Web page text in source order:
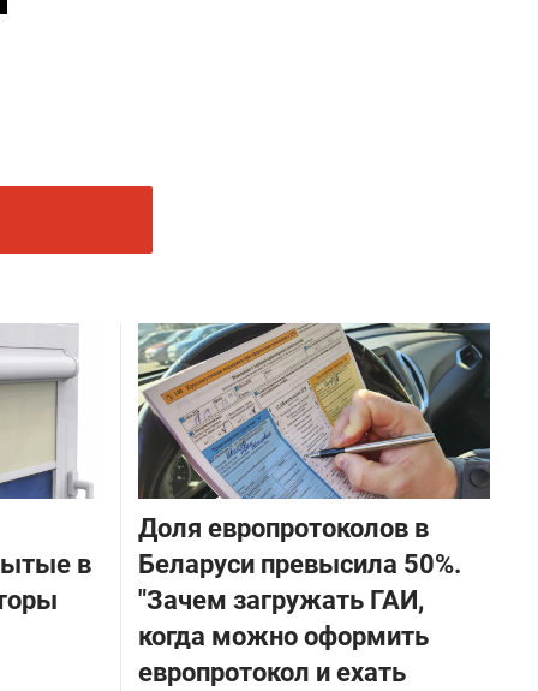
в
Доля европротоколов в
Беларуси превысила 50%.
"Зачем загружать ГАИ,
когда можно оформить
европротокол и ехать